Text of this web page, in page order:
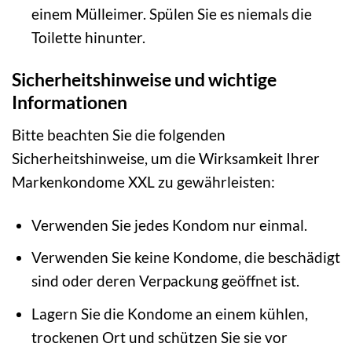
einem Mülleimer. Spülen Sie es niemals die
Toilette hinunter.
Sicherheitshinweise und wichtige
Informationen
Bitte beachten Sie die folgenden
Sicherheitshinweise, um die Wirksamkeit Ihrer
Markenkondome XXL zu gewährleisten:
Verwenden Sie jedes Kondom nur einmal.
Verwenden Sie keine Kondome, die beschädigt
sind oder deren Verpackung geöffnet ist.
Lagern Sie die Kondome an einem kühlen,
trockenen Ort und schützen Sie sie vor